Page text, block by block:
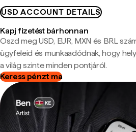
USD ACCOUNT DETAILS
Kapj fizetést bárhonnan
Oszd meg USD, EUR, MXN és BRL
ügyfeleid és munkaadódnak, hogy
a világ szinte minden pontjáról.
Keress pénzt ma